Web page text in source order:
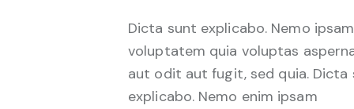
Dicta sunt explicabo. Nemo ipsam
voluptatem quia voluptas
aut odit aut fugit, sed quia. Dicta
explicabo. Nemo enim ipsam